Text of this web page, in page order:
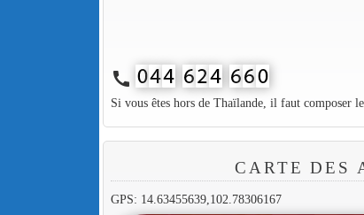
call
Si vous êtes hors de Thaïlande, il faut composer
CARTE DES
GPS: 14.63455639,102.78306167